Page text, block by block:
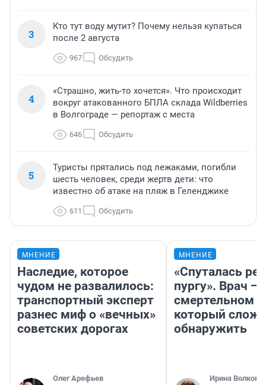
3
Кто тут воду мутит? Почему нельзя купаться
после 2 августа
967 Обсудить
4
«Страшно, жить-то хочется». Что происходит
вокруг атакованного БПЛА склада Wildberries
в Волгограде — репортаж с места
646 Обсудить
5
Туристы прятались под лежаками, погибли
шесть человек, среди жертв дети: что
известно об атаке на пляж в Геленджике
611 Обсудить
МНЕНИЕ
Наследие, которое
чудом не развалилось:
транспортный эксперт
разнес миф о «вечных»
советских дорогах
Олег Арефьев
МНЕНИЕ
«Спуталась
пургу». Врач —
смертельном
который
обнаружить
Ирина Волкова